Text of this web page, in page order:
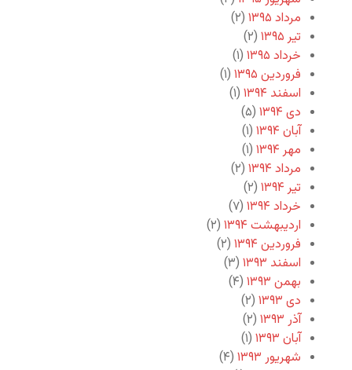
مرداد ۱۳۹۵
(۲)
تیر ۱۳۹۵
(۲)
خرداد ۱۳۹۵
(۱)
فروردین ۱۳۹۵
(۱)
اسفند ۱۳۹۴
(۱)
دی ۱۳۹۴
(۵)
آبان ۱۳۹۴
(۱)
مهر ۱۳۹۴
(۱)
مرداد ۱۳۹۴
(۲)
تیر ۱۳۹۴
(۲)
خرداد ۱۳۹۴
(۷)
اردیبهشت ۱۳۹۴
(۲)
فروردین ۱۳۹۴
(۲)
اسفند ۱۳۹۳
(۳)
بهمن ۱۳۹۳
(۴)
دی ۱۳۹۳
(۲)
آذر ۱۳۹۳
(۲)
آبان ۱۳۹۳
(۱)
شهریور ۱۳۹۳
(۴)